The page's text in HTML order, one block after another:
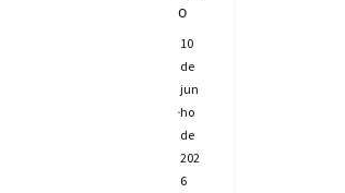
o
10
de
jun
ho
de
202
6